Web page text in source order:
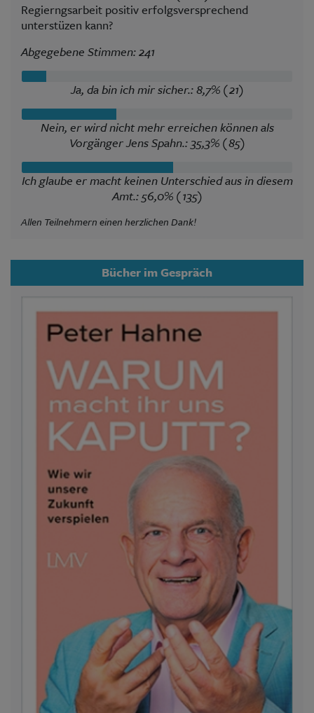
Regierngsarbeit positiv erfolgsversprechend
unterstüzen kann?
Abgegebene Stimmen: 241
Ja, da bin ich mir sicher.: 8,7% (21)
Nein, er wird nicht mehr erreichen können als
Vorgänger Jens Spahn.: 35,3% (85)
Ich glaube er macht keinen Unterschied aus in diesem
Amt.: 56,0% (135)
Allen Teilnehmern einen herzlichen Dank!
Bücher im Gespräch